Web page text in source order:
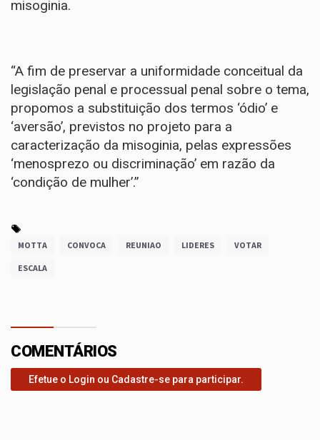
misoginia.
“A fim de preservar a uniformidade conceitual da
legislação penal e processual penal sobre o tema,
propomos a substituição dos termos ‘ódio’ e
‘aversão’, previstos no projeto para a
caracterização da misoginia, pelas expressões
‘menosprezo ou discriminação’ em razão da
‘condição de mulher’.”
MOTTA CONVOCA REUNIAO LIDERES VOTAR
ESCALA
COMENTÁRIOS
Efetue o Login ou Cadastre-se para participar.